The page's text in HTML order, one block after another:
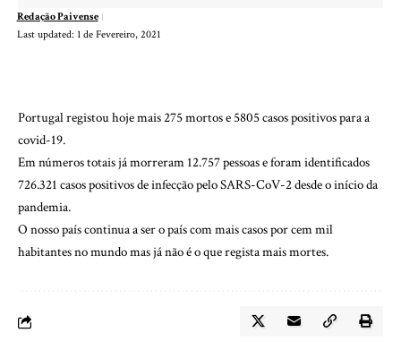
Last updated: 1 de Fevereiro, 2021
Redação Paivense
Portugal registou hoje mais 275 mortos e 5805 casos positivos para a
covid-19.
Em números totais já morreram 12.757 pessoas e foram identificados
726.321 casos positivos de infecção pelo SARS-CoV-2 desde o início da
pandemia.
O nosso país continua a ser o país com mais casos por cem mil
habitantes no mundo mas já não é o que regista mais mortes.